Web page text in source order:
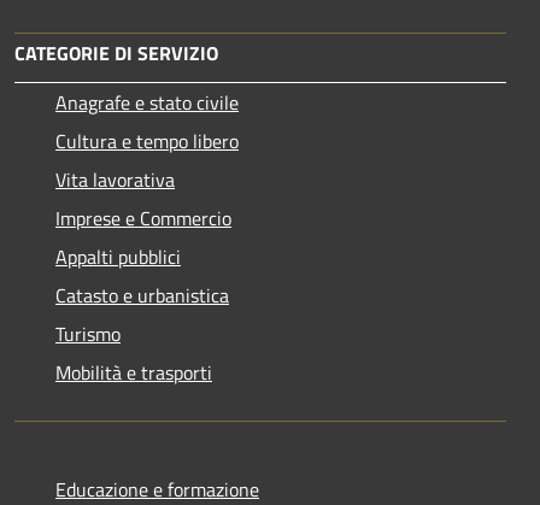
CATEGORIE DI SERVIZIO
Anagrafe e stato civile
Cultura e tempo libero
Vita lavorativa
Imprese e Commercio
Appalti pubblici
Catasto e urbanistica
Turismo
Mobilità e trasporti
Educazione e formazione